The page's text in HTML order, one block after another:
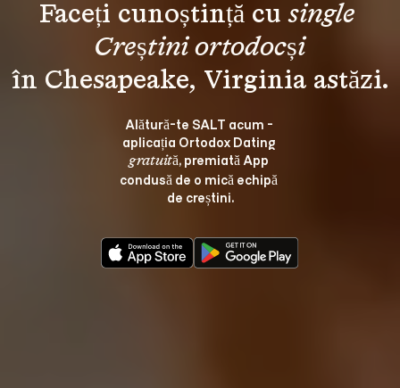
Faceți cunoștință cu single
Creștini ortodocși
Alătură-te SALT acum -
aplicația Ortodox Dating
gratuită, premiată App
condusă de o mică echipă
de creștini.